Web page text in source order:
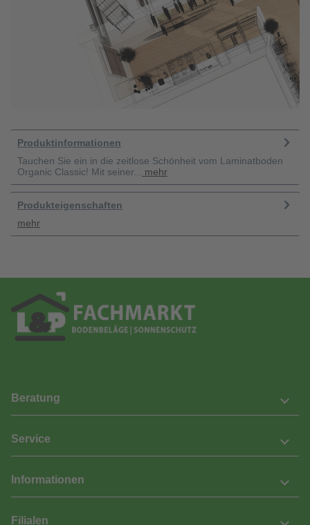
Produktinformationen
Tauchen Sie ein in die zeitlose Schönheit vom Laminatboden
Organic Classic! Mit seiner...
mehr
Produkteigenschaften
mehr
Beratung
Service
Informationen
Filialen